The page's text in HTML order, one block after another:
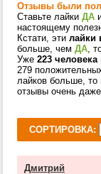
Отзывы были
Ставьте лайки ДА
настоящему
Кстати, эти лайки
больше, чем ДА,
Уже 223 человека
279
лайков больше, то
отзывы очень
СОРТИРОВКА:
Дмитрий